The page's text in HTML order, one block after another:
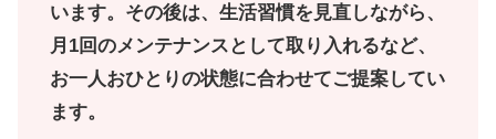
います。その後は、生活習慣を見直しながら、
月1回のメンテナンスとして取り入れるなど、
お一人おひとりの状態に合わせてご提案してい
ます。